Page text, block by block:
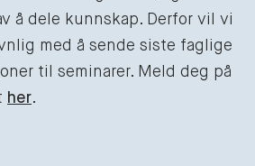
å dele kunnskap. Derfor vil vi
med å sende siste faglige
til seminarer. Meld deg på
her.